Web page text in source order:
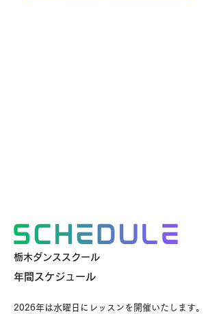
栃木ダンススクール
年間スケジュール
2026年は水曜日にレッスンを開催いたします。